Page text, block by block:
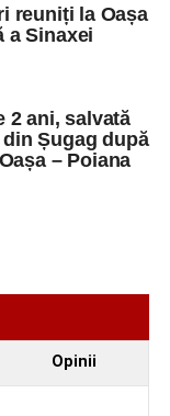
0752826367
reuniți la Oașa
a Sinaxei
2 ani, salvată
Șugag după
– Poiana
Opinii